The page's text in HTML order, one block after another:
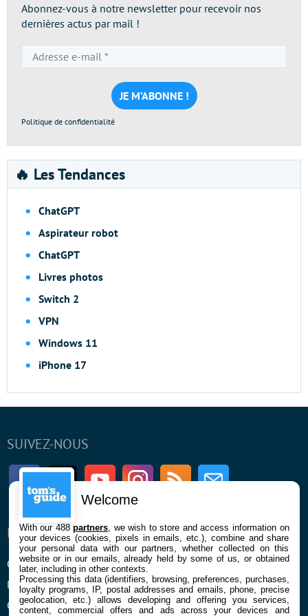
Abonnez-vous à notre newsletter pour recevoir nos
dernières actus par mail !
e-
mail
*
Politique de confidentialité
🔥 Les Tendances
ChatGPT
Aspirateur robot
ChatGPT
Livres photos
Switch 2
VPN
Windows 11
iPhone 17
SUIVEZ-NOUS
FacebookTwitter Youtube InstagramRSS Newsletter
ENTREPRISE
Qui sommes nous
Mentions légales et CGU
Confidentialité et Cookies
À PROPOS
La rédaction
Contact
Welcome
With our 488partners , we wish to store and access information on
your devices (cookies, pixels in emails, etc.), combine and share
your personal data with our partners, whether collected on this
website or in our emails, already held by some of us, or obtained
later, including in other contexts.
Processing this data (identifiers, browsing, preferences, purchases,
loyalty programs, IP, postal addresses and emails, phone, precise
geolocation, etc.) allows developing and offering you services,
content, commercial offers and ads across your devices and